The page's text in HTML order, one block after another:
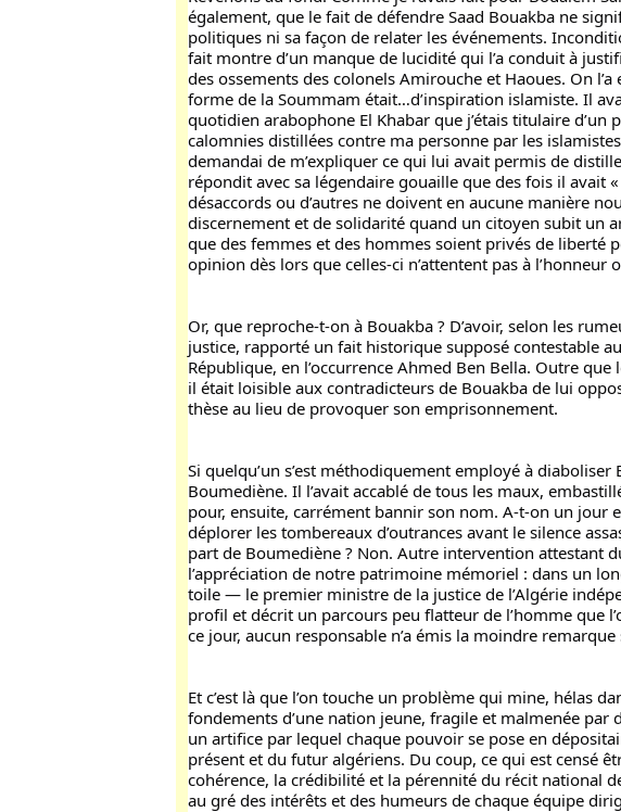
également, que le fait de défendre Saad Bouakba ne
politiques ni sa façon de relater les événements.
fait montre d’un manque de lucidité qui l’a conduit à
des ossements des colonels Amirouche et Haoues. On
forme de la Soummam était…d’inspiration islamiste. Il
quotidien arabophone El Khabar que j’étais titulaire d’un
calomnies distillées contre ma personne par les
demandai de m’expliquer ce qui lui avait permis de
répondit avec sa légendaire gouaille que des fois il avait
désaccords ou d’autres ne doivent en aucune manière
discernement et de solidarité quand un citoyen subit un
que des femmes et des hommes soient privés de liberté
opinion dès lors que celles-ci n’attentent pas à l’honneur
Or, que reproche-t-on à Bouakba ? D’avoir, selon les
justice, rapporté un fait historique supposé contestable
République, en l’occurrence Ahmed Ben Bella. Outre
il était loisible aux contradicteurs de Bouakba de lui
thèse au lieu de provoquer son emprisonnement.
Si quelqu’un s’est méthodiquement employé à diaboliser
Boumediène. Il l’avait accablé de tous les maux,
pour, ensuite, carrément bannir son nom. A-t-on un jour
déplorer les tombereaux d’outrances avant le silence
part de Boumediène ? Non. Autre intervention attestant
l’appréciation de notre patrimoine mémoriel : dans un
toile — le premier ministre de la justice de l’Algérie
profil et décrit un parcours peu flatteur de l’homme que
ce jour, aucun responsable n’a émis la moindre
Et c’est là que l’on touche un problème qui mine, hélas
fondements d’une nation jeune, fragile et malmenée par
un artifice par lequel chaque pouvoir se pose en
présent et du futur algériens. Du coup, ce qui est censé
cohérence, la crédibilité et la pérennité du récit national
au gré des intérêts et des humeurs de chaque équipe